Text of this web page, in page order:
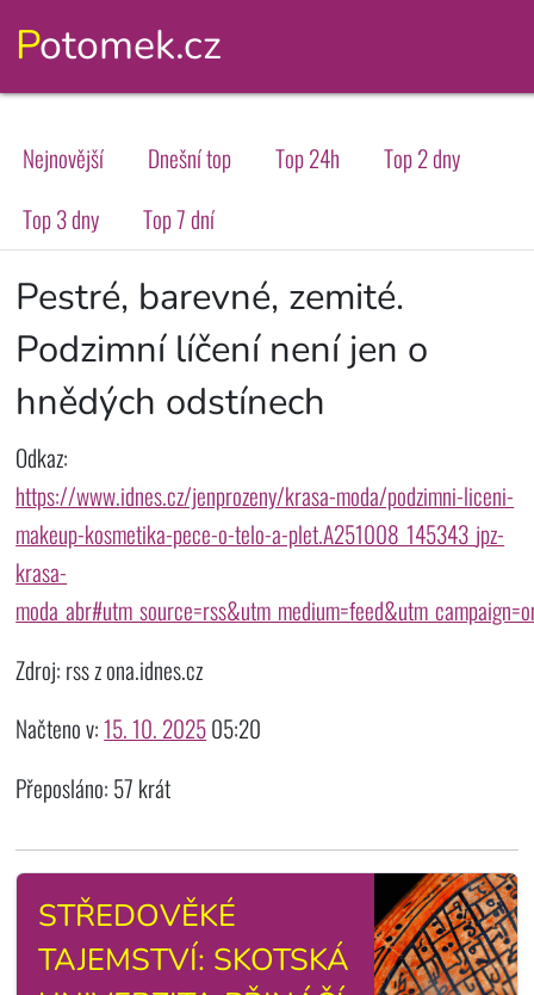
Potomek.cz
Nejnovější Dnešní top Top 24h
Top 2 dny
Top 3 dny
Top 7 dní
Pestré, barevné, zemité.
Podzimní líčení není jen o
hnědých odstínech
Odkaz:
https://www.idnes.cz/jenprozeny/krasa-moda/podzimni-liceni-
makeup-kosmetika-pece-o-telo-a-plet.A251008_145343_jpz-
krasa-
Zdroj: rss z ona.idnes.cz
Načteno v:15. 10. 202505:20
Přeposláno: 57 krát
STŘEDOVĚKÉ
TAJEMSTVÍ: SKOTSKÁ